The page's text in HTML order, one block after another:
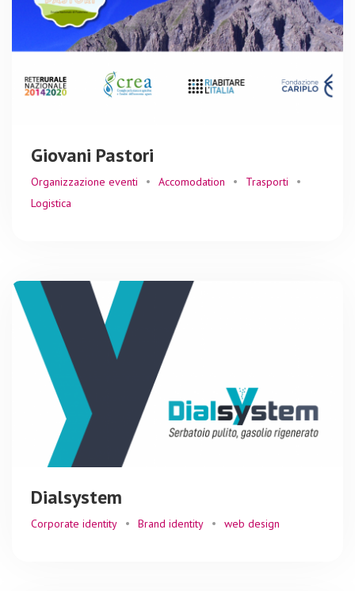
Giovani Pastori
Organizzazione eventi Accomodation
Trasporti
Logistica
Dialsystem
Corporate identity Brand identity web design